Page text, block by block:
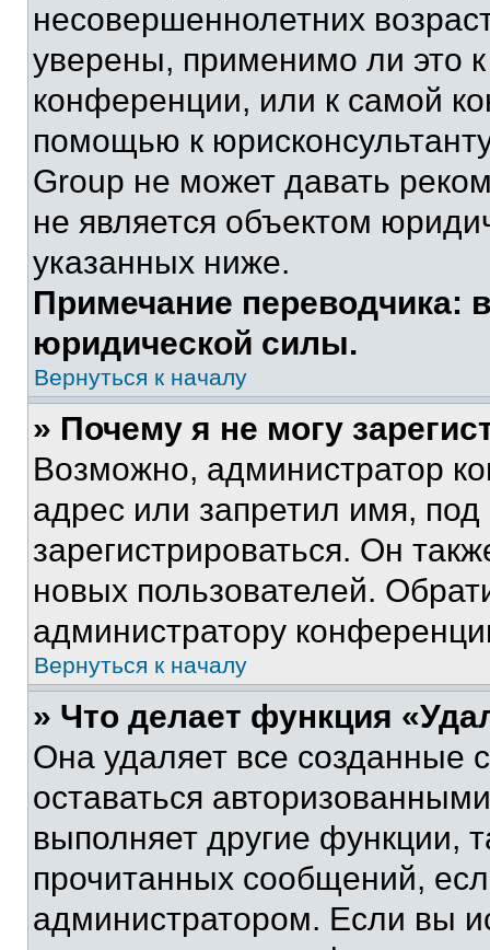
несовершеннолетних
уверены, применимо ли это
конференции, или к самой
помощью к
Group не может давать
не является объектом
указанных ниже.
Примечание переводчика:
юридической силы.
Вернуться к началу
» Почему я не могу
Возможно, администратор
адрес или запретил имя,
зарегистрироваться. Он
новых пользователей.
администратору
Вернуться к началу
» Что делает функция
Она удаляет все созданные
оставаться
выполняет другие функции,
прочитанных сообщений,
администратором. Если вы